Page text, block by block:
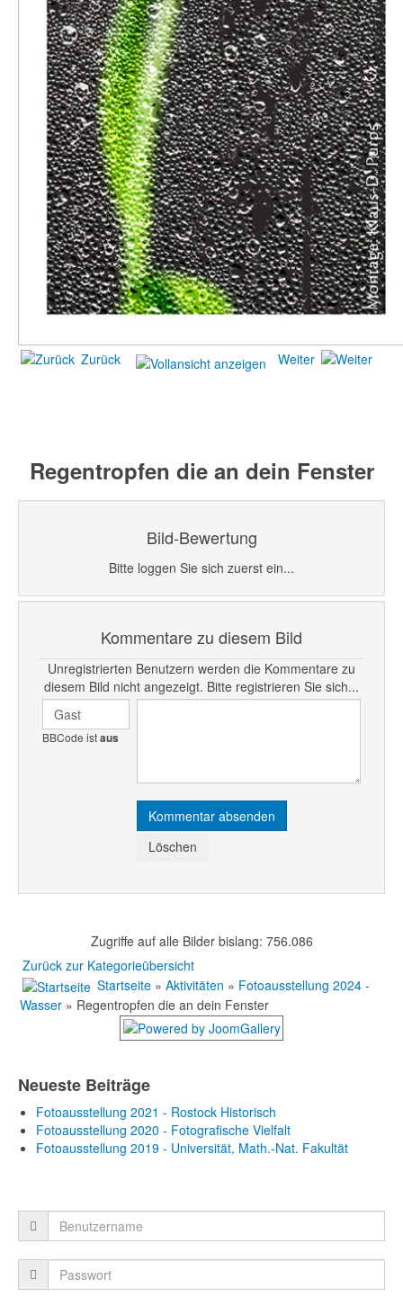
Zurück Weiter
Regentropfen die an dein Fenster
Bild-Bewertung
Bitte loggen Sie sich zuerst ein...
Kommentare zu diesem Bild
Unregistrierten Benutzern werden die Kommentare zu
diesem Bild nicht angezeigt. Bitte registrieren Sie sich...
BBCode istaus
Zugriffe auf alle Bilder bislang: 756.086
Zurück zur Kategorieübersicht
Startseite » Aktivitäten » Fotoausstellung 2024 -
Wasser » Regentropfen die an dein Fenster
Neueste Beiträge
Fotoausstellung 2021 - Rostock Historisch
Fotoausstellung 2020 - Fotografische Vielfalt
Fotoausstellung 2019 - Universität, Math.-Nat. Fakultät